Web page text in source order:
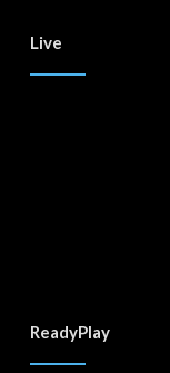
Live
ReadyPlay